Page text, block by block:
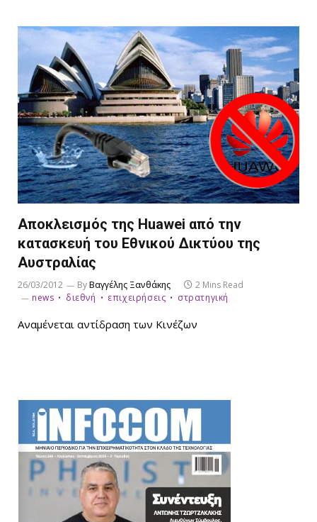
Αποκλεισμός της Huawei από την
κατασκευή του Εθνικού Δικτύου της
Αυστραλίας
26/03/2012 ByΒαγγέλης Ξανθάκης
2 Mins Read
news
διεθνή επιχειρήσεις στρατηγική
Αναμένεται αντίδραση των Κινέζων